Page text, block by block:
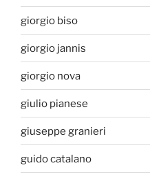
giorgio biso
giorgio jannis
giorgio nova
giulio pianese
giuseppe granieri
guido catalano